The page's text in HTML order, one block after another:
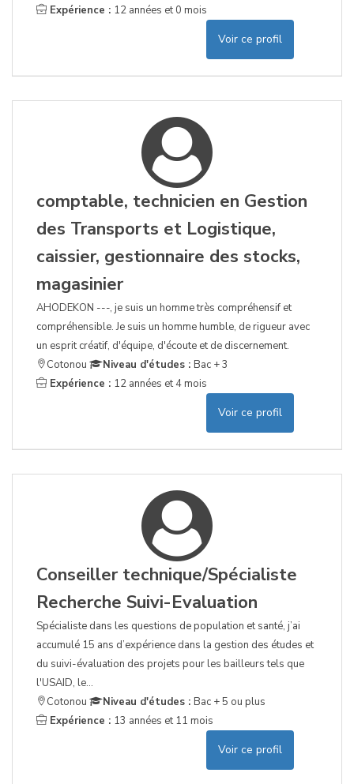
Expérience : 12 années et 0 mois
Voir ce profil
comptable, technicien en Gestion
des Transports et Logistique,
caissier, gestionnaire des stocks,
magasinier
AHODEKON ---, je suis un homme très compréhensif et
compréhensible. Je suis un homme humble, de rigueur avec
un esprit créatif, d'équipe, d'écoute et de discernement.
Cotonou
Niveau d'études : Bac + 3
Expérience : 12 années et 4 mois
Voir ce profil
Conseiller technique/Spécialiste
Recherche Suivi-Evaluation
Spécialiste dans les questions de population et santé, j’ai
accumulé 15 ans d’expérience dans la gestion des études et
du suivi-évaluation des projets pour les bailleurs tels que
l'USAID, le...
Cotonou
Niveau d'études : Bac + 5 ou plus
Expérience : 13 années et 11 mois
Voir ce profil